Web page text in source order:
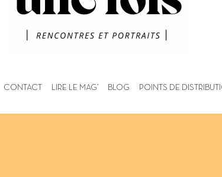
CONTACT LIRE LE MAG’ BLOG POINTS DE